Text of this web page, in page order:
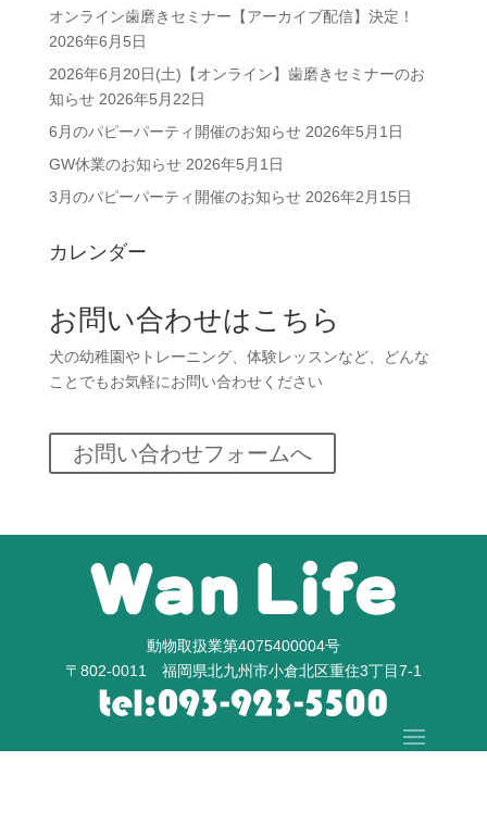
オンライン歯磨きセミナー【アーカイブ配信】決定！
2026年6月5日
2026年6月20日(土)【オンライン】歯磨きセミナーのお
知らせ 2026年5月22日
6月のパピーパーティ開催のお知らせ 2026年5月1日
GW休業のお知らせ 2026年5月1日
3月のパピーパーティ開催のお知らせ 2026年2月15日
カレンダー
お問い合わせはこちら
犬の幼稚園やトレーニング、体験レッスンなど、どんな
ことでもお気軽にお問い合わせください
お問い合わせフォームへ
動物取扱業第4075400004号
〒802-0011 福岡県北九州市小倉北区重住3丁目7-1